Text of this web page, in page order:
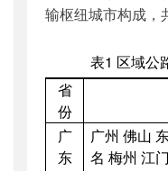
输枢纽城市构成，
表1 区域公
省
份
广
东
广州 佛山
名 梅州 江门